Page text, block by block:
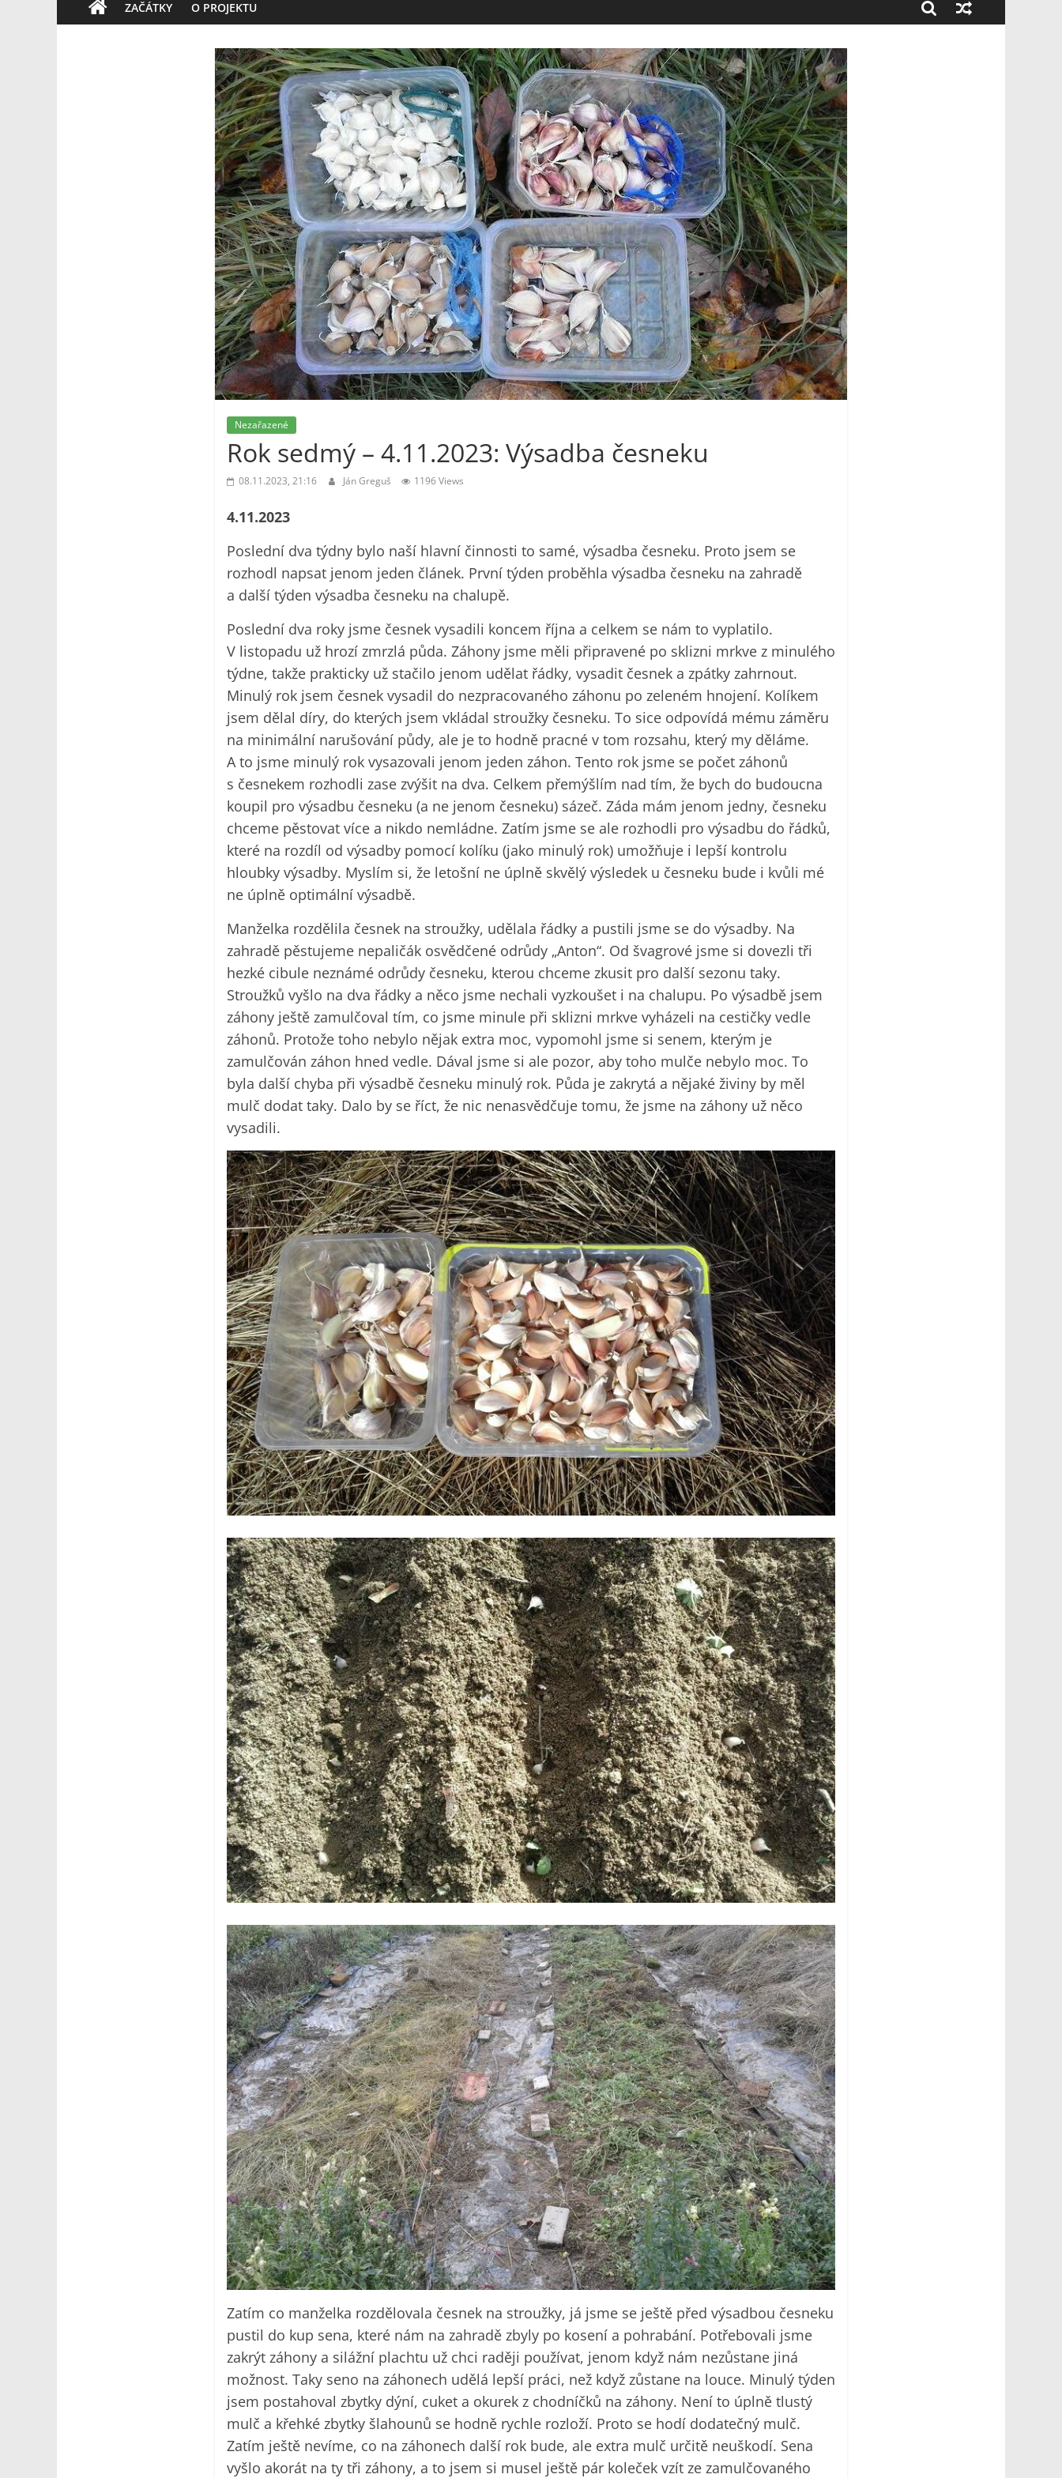
ZAČÁTKY O PROJEKTU
Nezařazené
Rok sedmý – 4.11.2023: Výsadba česneku
08.11.2023, 21:16 Ján Greguš 1196 Views
4.11.2023
Poslední dva týdny bylo naší hlavní činnosti to samé, výsadba česneku. Proto jsem se
rozhodl napsat jenom jeden článek. První týden proběhla výsadba česneku na zahradě
a další týden výsadba česneku na chalupě.
Poslední dva roky jsme česnek vysadili koncem října a celkem se nám to vyplatilo.
V listopadu už hrozí zmrzlá půda. Záhony jsme měli připravené po sklizni mrkve z minulého
týdne, takže prakticky už stačilo jenom udělat řádky, vysadit česnek a zpátky zahrnout.
Minulý rok jsem česnek vysadil do nezpracovaného záhonu po zeleném hnojení. Kolíkem
jsem dělal díry, do kterých jsem vkládal stroužky česneku. To sice odpovídá mému záměru
na minimální narušování půdy, ale je to hodně pracné v tom rozsahu, který my děláme.
A to jsme minulý rok vysazovali jenom jeden záhon. Tento rok jsme se počet záhonů
s česnekem rozhodli zase zvýšit na dva. Celkem přemýšlím nad tím, že bych do budoucna
koupil pro výsadbu česneku (a ne jenom česneku) sázeč. Záda mám jenom jedny, česneku
chceme pěstovat více a nikdo nemládne. Zatím jsme se ale rozhodli pro výsadbu do řádků,
které na rozdíl od výsadby pomocí kolíku (jako minulý rok) umožňuje i lepší kontrolu
hloubky výsadby. Myslím si, že letošní ne úplně skvělý výsledek u česneku bude i kvůli mé
ne úplně optimální výsadbě.
Manželka rozdělila česnek na stroužky, udělala řádky a pustili jsme se do výsadby. Na
zahradě pěstujeme nepaličák osvědčené odrůdy „Anton“. Od švagrové jsme si dovezli tři
hezké cibule neznámé odrůdy česneku, kterou chceme zkusit pro další sezonu taky.
Stroužků vyšlo na dva řádky a něco jsme nechali vyzkoušet i na chalupu. Po výsadbě jsem
záhony ještě zamulčoval tím, co jsme minule při sklizni mrkve vyházeli na cestičky vedle
záhonů. Protože toho nebylo nějak extra moc, vypomohl jsme si senem, kterým je
zamulčován záhon hned vedle. Dával jsme si ale pozor, aby toho mulče nebylo moc. To
byla další chyba při výsadbě česneku minulý rok. Půda je zakrytá a nějaké živiny by měl
mulč dodat taky. Dalo by se říct, že nic nenasvědčuje tomu, že jsme na záhony už něco
vysadili.
Zatím co manželka rozdělovala česnek na stroužky, já jsme se ještě před výsadbou česneku
pustil do kup sena, které nám na zahradě zbyly po kosení a pohrabání. Potřebovali jsme
zakrýt záhony a silážní plachtu už chci raději používat, jenom když nám nezůstane jiná
možnost. Taky seno na záhonech udělá lepší práci, než když zůstane na louce. Minulý týden
jsem postahoval zbytky dýní, cuket a okurek z chodníčků na záhony. Není to úplně tlustý
mulč a křehké zbytky šlahounů se hodně rychle rozloží. Proto se hodí dodatečný mulč.
Zatím ještě nevíme, co na záhonech další rok bude, ale extra mulč určitě neuškodí. Sena
vyšlo akorát na ty tři záhony, a to jsem si musel ještě pár koleček vzít ze zamulčovaného